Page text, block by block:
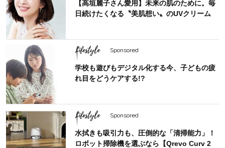
【高垣麗子さん愛用】未来の肌のために。毎
日続けたくなる〝美肌想い〟のUVクリーム
Lifestyle Sponsored
学校も遊びもデジタル化する今、子どもの疲
れ目をどうケアする!?
Lifestyle Sponsored
水拭きも吸引力も、圧倒的な「清掃能力」！
ロボット掃除機を選ぶなら【Qrevo Curv 2